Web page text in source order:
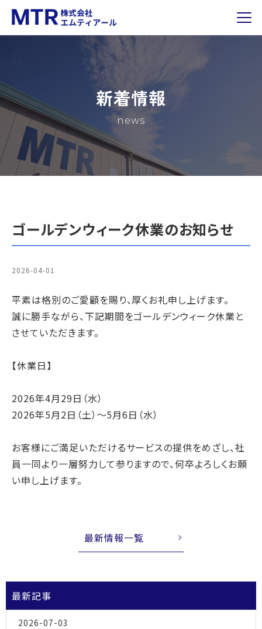
新着情報
news
ゴールデンウィーク休業のお知らせ
2026-04-01
平素は格別のご愛顧を賜り、厚くお礼申し上げます。
誠に勝手ながら、下記期間をゴールデンウィーク休業と
させていただきます。
【休業日】
2026年4月29日（水）
2026年5月2日（土）～5月6日（水）
お客様にご満足いただけるサービスの提供をめざし、社
員一同より一層努力して参りますので、何卒よろしくお願
い申し上げます。
最新情報一覧
最新記事
2026-07-03